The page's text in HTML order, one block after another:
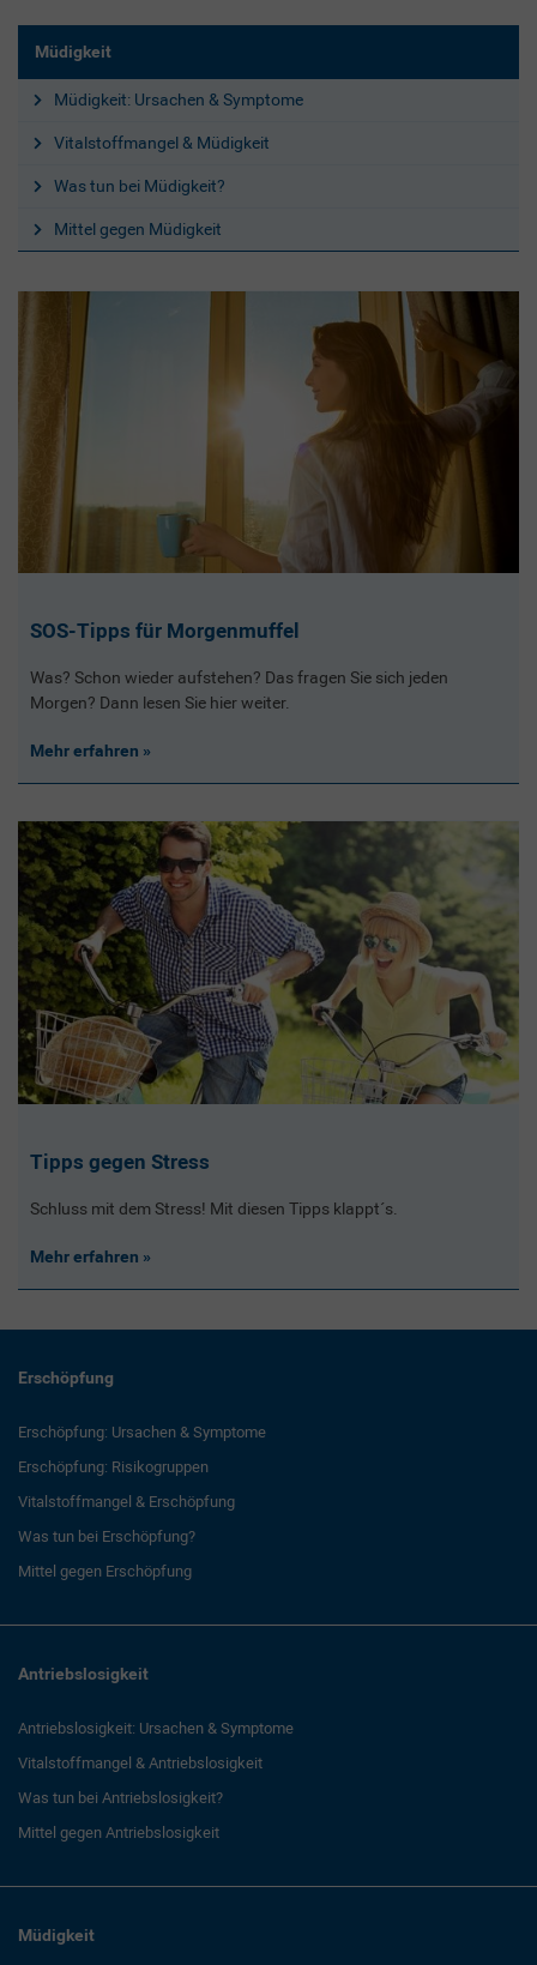
Müdigkeit
Müdigkeit: Ursachen & Symptome
Vitalstoffmangel & Müdigkeit
Was tun bei Müdigkeit?
Mittel gegen Müdigkeit
SOS-Tipps für Morgenmuffel
Was? Schon wieder aufstehen? Das fragen Sie sich jeden
Morgen? Dann lesen Sie hier weiter.
Mehr erfahren
Tipps gegen Stress
Schluss mit dem Stress! Mit diesen Tipps klappt´s.
Mehr erfahren
Erschöpfung
Erschöpfung: Ursachen & Symptome
Erschöpfung: Risikogruppen
Vitalstoffmangel & Erschöpfung
Was tun bei Erschöpfung?
Mittel gegen Erschöpfung
Antriebslosigkeit
Antriebslosigkeit: Ursachen & Symptome
Vitalstoffmangel & Antriebslosigkeit
Was tun bei Antriebslosigkeit?
Mittel gegen Antriebslosigkeit
Müdigkeit